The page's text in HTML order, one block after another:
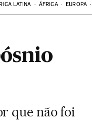
LATINA ÁFRICA EUROPA
que não foi